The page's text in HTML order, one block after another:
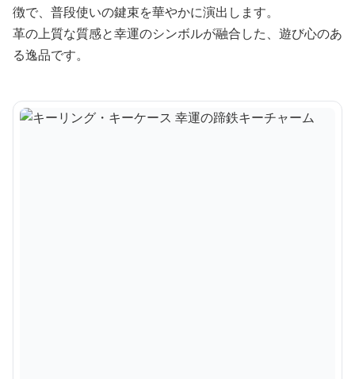
徴で、普段使いの鍵束を華やかに演出します。
革の上質な質感と幸運のシンボルが融合した、遊び心のあ
る逸品です。